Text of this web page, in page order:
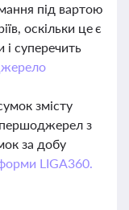
під вартою
оскільки це є
суперечить
змісту
першоджерел з
за добу
LIGA360.